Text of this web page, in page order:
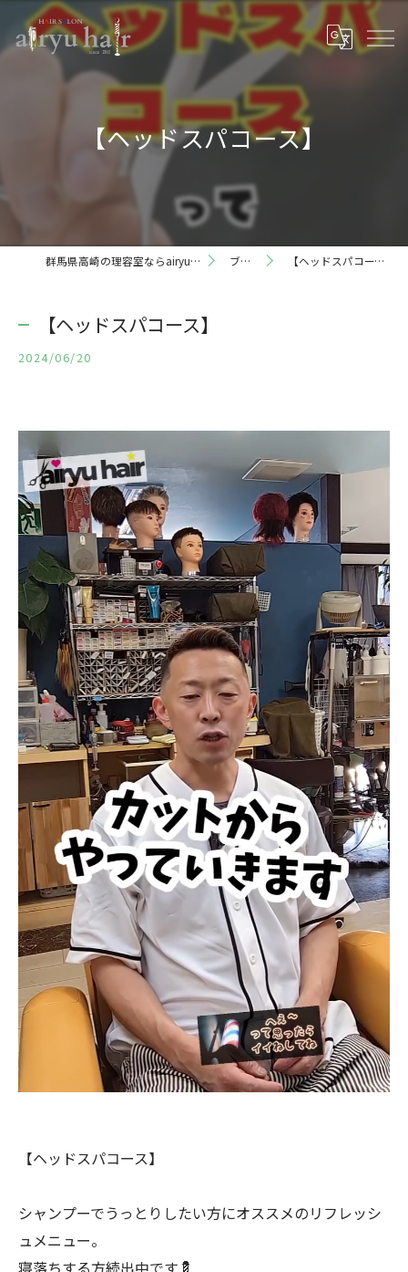
【ヘッドスパコース】
群馬県高崎の理容室ならairyu hair ブログ 【ヘッドスパコース】
【ヘッドスパコース】
2024/06/20
【ヘッドスパコース】
シャンプーでうっとりしたい方にオススメのリフレッシ
ュメニュー。